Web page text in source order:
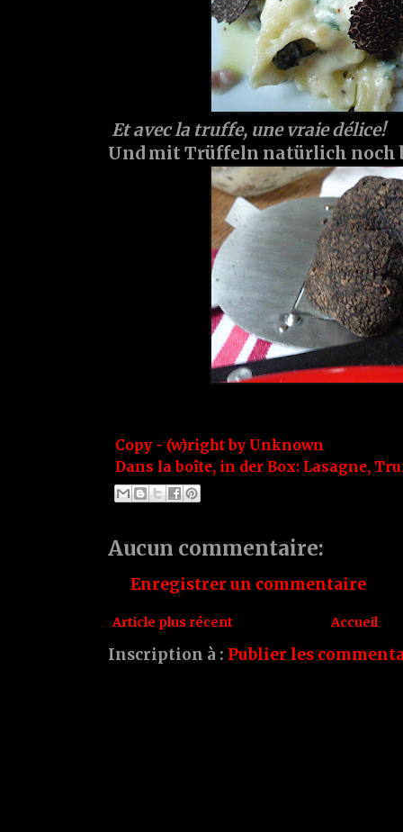
Et avec la truffe, une vraie délice!
Und mit Trüffeln natürlich noch
Copy - (w)right by Unknown
Dans la boîte, in der Box: Lasagne,
Aucun commentaire:
Enregistrer un commentaire
Article plus récent Accueil
Inscription à : Publier les